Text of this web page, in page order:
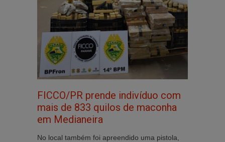
FICCO/PR prende indivíduo com
mais de 833 quilos de maconha
em Medianeira
No local também foi apreendido uma pistola,